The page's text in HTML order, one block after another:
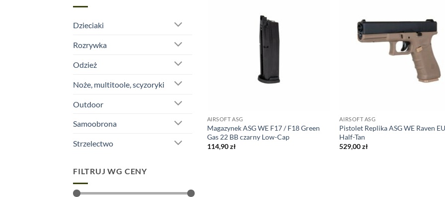
Dzieciaki
Rozrywka
Odzież
Noże, multitoole, scyzoryki
Outdoor
Samoobrona
Strzelectwo
FILTRUJ WG CENY
AIRSOFT ASG
Magazynek ASG WE F17 / F18 Green
Gas 22 BB czarny Low-Cap
114,90zł
AIRSOFT ASG
Pistolet Replika ASG WE Raven
Half-Tan
529,00zł